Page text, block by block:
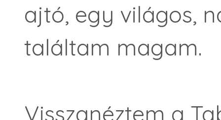
ajtó, egy világos,
találtam magam.
Visszanéztem a